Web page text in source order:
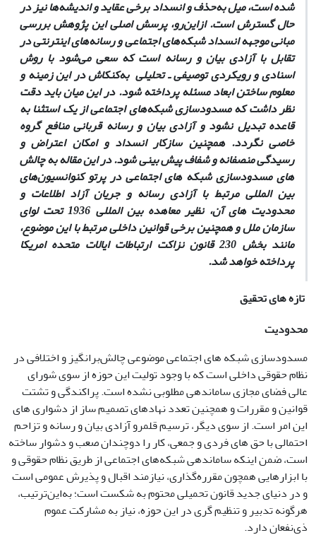
شده است، میل به‌حذف و انسداد برخی عقاید و اندیشه‌ها نیز در
حال گسترش است. از‌این‌رو، پرسش اصلی این پژوهش بررسی
مبانی موجهه‌ انسداد شبکه‌­های اجتماعی و رسانه­‌های اینترنتی در
تقابل با آزادی بیان و رسانه است که سعی می­‌شود با روش
اسنادی و رویکردی توصیفی ـ تحلیلی به‌کنکاش در این زمینه و
معلوم ساختن ابعاد مسئله پرداخته شود. در این میان باید دقت
نظر داشت که مسدود‌سازی شبکه‌­های اجتماعی از یک استثنا به
قاعده تبدیل نشود و آزادی بیان و رسانه قربانی منافع گروه
خاصی نگردد. همچنین سازکار انسداد و امکان اعتراض و
رسیدگی منصفانه و شفاف پیش ­بینی شود. در این مقاله به چالش­‌
های مسدودسازی شبکه های اجتماعی در پرتو کنوانسیون­‌های
بین ­المللی مرتبط با آزادی رسانه و جریان آزاد اطلاعات و
محدودیت­ های آن، نظیر معاهده بین المللی 1936 تحت لوای
سازمان ملل و همچنین برخی قوانین داخلی مرتبط با این موضوع،
مانند بخش 230 قانون نزاکت ارتباطات ایالات متحده امریکا
پرداخته خواهد شد.
تازه های تحقیق
محدودیت
مسدودسازی شبکه ­های اجتماعی موضوعی چالش‌برانگیز و اختلافی در
نظام حقوقی داخلی است که با وجود تولیت این حوزه از سوی شورای
عالی فضای مجازی ساماندهی مطلوبی نشده است. پراکندگی و تشتت
قوانین و مقررات و همچنین تعدد نهادهای تصمیم ­ساز از دشواری­ های
این امر است. از سوی دیگر، ترسیم قلمرو آزادی بیان و رسانه و تزاحم
احتمالی با حق­ های فردی و جمعی، کار را دوچندان صعب و دشوار ساخته
است، ضمن اینکه ساماندهی شبکه­‌های اجتماعی از طریق نظام حقوقی و
با ابزارهایی همچون مقرره‌­گذاری، نیازمند اقبال و پذیرش عمومی است
و در دنیای جدید قانون تحمیلی محتوم به شکست است؛ به‌این‌ترتیب،
هرگونه تدبیر و تنظیم ­گری در این حوزه، نیاز به مشارکت عموم
ذی‌نفعان دارد.